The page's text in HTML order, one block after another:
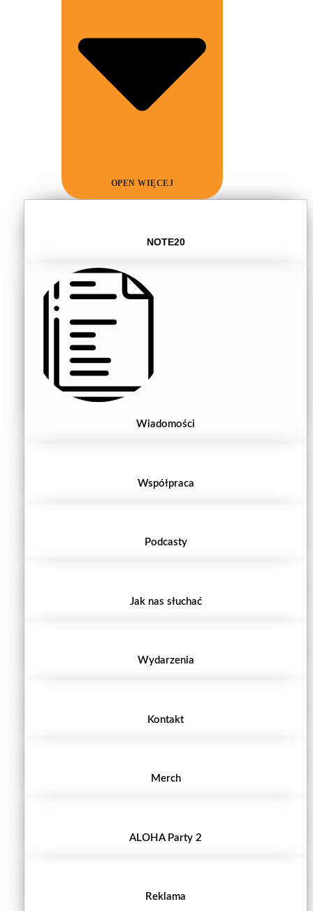
OPEN WIĘCEJ
NOTE20
Wiadomości
Współpraca
Podcasty
Jak nas słuchać
Wydarzenia
Kontakt
Merch
ALOHA Party 2
Reklama